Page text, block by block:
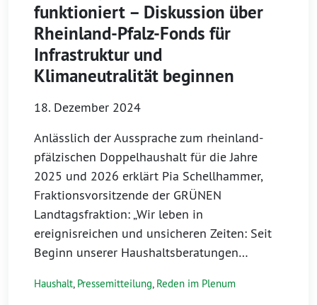
funktioniert – Diskussion über
Rheinland-Pfalz-Fonds für
Infrastruktur und
Klimaneutralität beginnen
18. Dezember 2024
Anlässlich der Aussprache zum rheinland-
pfälzischen Doppelhaushalt für die Jahre
2025 und 2026 erklärt Pia Schellhammer,
Fraktionsvorsitzende der GRÜNEN
Landtagsfraktion: „Wir leben in
ereignisreichen und unsicheren Zeiten: Seit
Beginn unserer Haushaltsberatungen…
Haushalt, Pressemitteilung, Reden im Plenum